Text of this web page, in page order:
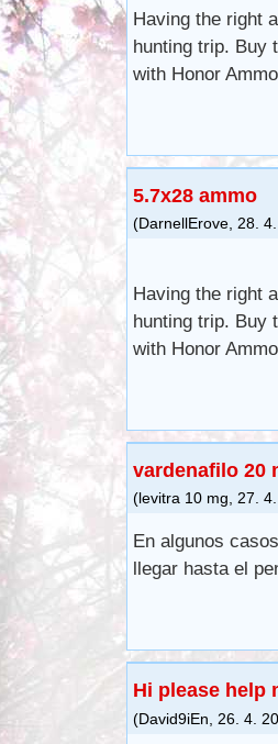
Having the right
hunting trip. Buy
with Honor
5.7x28 ammo
(DarnellErove, 28.
Having the right
hunting trip. Buy
with Honor
vardenafilo 20
(levitra 10 mg, 27.
En algunos
llegar hasta el
Hi please help
(David9iEn 26. 4.